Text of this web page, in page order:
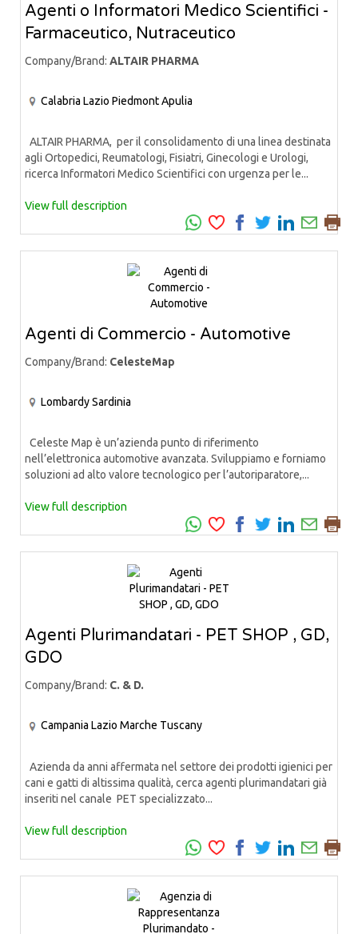
Agenti o Informatori Medico Scientifici -
Farmaceutico, Nutraceutico
Company/Brand: ALTAIR PHARMA
Calabria Lazio PiedmontApulia
ALTAIR PHARMA, per il consolidamento di una linea destinata
agli Ortopedici, Reumatologi, Fisiatri, Ginecologi e Urologi,
ricerca Informatori Medico Scientifici con urgenza per le...
View full description
Agenti di Commercio - Automotive
Company/Brand: CelesteMap
LombardySardinia
Celeste Map è un’azienda punto di riferimento
nell’elettronica automotive avanzata. Sviluppiamo e forniamo
soluzioni ad alto valore tecnologico per l’autoriparatore,...
View full description
Agenti Plurimandatari - PET SHOP , GD,
GDO
Company/Brand: C. & D.
Campania Lazio Marche Tuscany
Azienda da anni affermata nel settore dei prodotti igienici per
cani e gatti di altissima qualità, cerca agenti plurimandatari già
inseriti nel canale PET specializzato...
View full description